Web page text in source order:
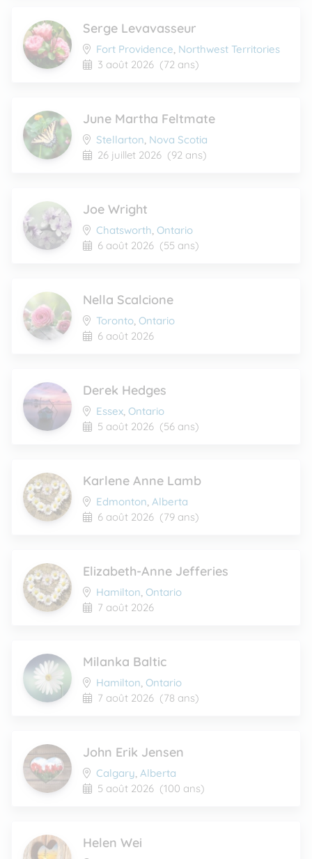
Serge Levavasseur
Fort Providence, Northwest Territories
3 août 2026 (72 ans)
June Martha Feltmate
Stellarton, Nova Scotia
26 juillet 2026 (92 ans)
Joe Wright
Chatsworth, Ontario
6 août 2026 (55 ans)
Nella Scalcione
Toronto, Ontario
6 août 2026
Derek Hedges
Essex, Ontario
5 août 2026 (56 ans)
Karlene Anne Lamb
Edmonton, Alberta
6 août 2026 (79 ans)
Elizabeth-Anne Jefferies
Hamilton, Ontario
7 août 2026
Milanka Baltic
Hamilton, Ontario
7 août 2026 (78 ans)
John Erik Jensen
Calgary, Alberta
5 août 2026 (100 ans)
Helen Wei